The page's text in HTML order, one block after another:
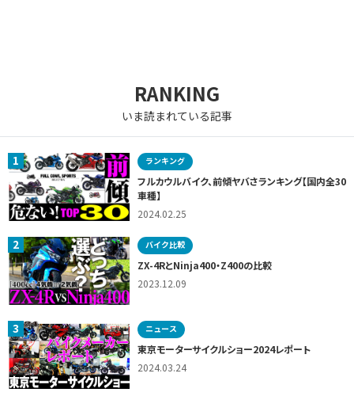
RANKING
いま読まれている記事
1 ランキング
フルカウルバイク、前傾ヤバさランキング【国内全30
車種】
2024.02.25
2 バイク比較
ZX-4RとNinja400・Z400の比較
2023.12.09
3 ニュース
東京モーターサイクルショー2024レポート
2024.03.24